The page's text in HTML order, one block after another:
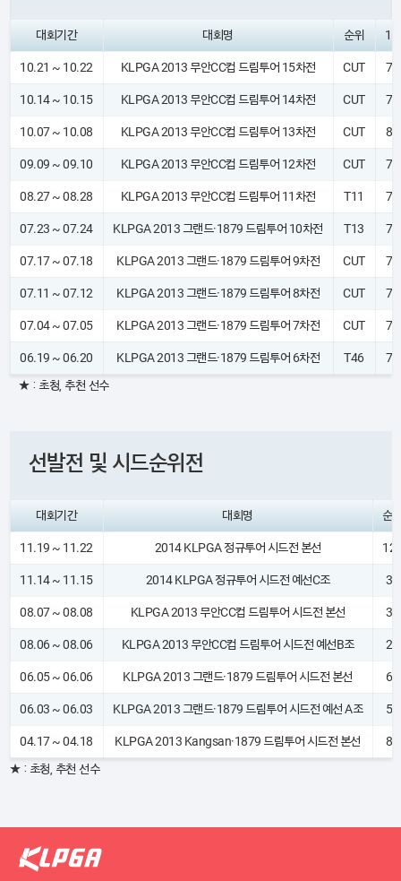
대회기간 대회명 순위 1R
10.21 ~ 10.22 KLPGA 2013 무안CC컵 드림투어 15차전 CUT 79
10.14 ~ 10.15 KLPGA 2013 무안CC컵 드림투어 14차전 CUT 77
10.07 ~ 10.08 KLPGA 2013 무안CC컵 드림투어 13차전 CUT 80
09.09 ~ 09.10 KLPGA 2013 무안CC컵 드림투어 12차전 CUT 73
08.27 ~ 08.28 KLPGA 2013 무안CC컵 드림투어 11차전 T11 71
07.23 ~ 07.24 KLPGA 2013 그랜드·1879 드림투어 10차전 T13 71
07.17 ~ 07.18 KLPGA 2013 그랜드·1879 드림투어 9차전 CUT 77
07.11 ~ 07.12 KLPGA 2013 그랜드·1879 드림투어 8차전 CUT 74
07.04 ~ 07.05 KLPGA 2013 그랜드·1879 드림투어 7차전 CUT 73
06.19 ~ 06.20 KLPGA 2013 그랜드·1879 드림투어 6차전 T46 71
★ : 초청, 추천 선수
선발전 및 시드순위전
대회기간 대회명 순
11.19 ~ 11.22 2014 KLPGA 정규투어 시드전 본선
11.14 ~ 11.15 2014 KLPGA 정규투어 시드전 예선C조 37
08.07 ~ 08.08 KLPGA 2013 무안CC컵 드림투어 시드전 본선 37
08.06 ~ 08.06 KLPGA 2013 무안CC컵 드림투어 시드전 예선B조 29
06.05 ~ 06.06 KLPGA 2013 그랜드·1879 드림투어 시드전 본선 61
06.03 ~ 06.03 KLPGA 2013 그랜드·1879 드림투어 시드전 예선 A조 50
04.17 ~ 04.18 KLPGA 2013 Kangsan·1879 드림투어 시드전 본선 84
★ : 초청, 추천 선수